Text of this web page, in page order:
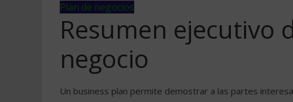
Plan de negocios
Resumen ejecutivo
negocio
Un business plan permite demostrar a las partes